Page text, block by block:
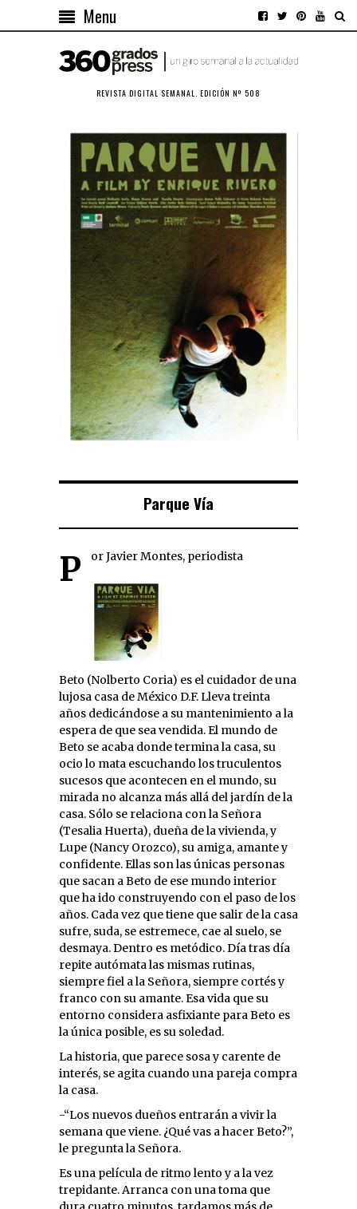
Menu
REVISTA DIGITAL SEMANAL. EDICIÓN Nº 508
Parque Vía
Por Javier Montes, periodista
Beto (Nolberto Coria) es el cuidador de una
lujosa casa de México D.F. Lleva treinta
años dedicándose a su mantenimiento a la
espera de que sea vendida. El mundo de
Beto se acaba donde termina la casa, su
ocio lo mata escuchando los truculentos
sucesos que acontecen en el mundo, su
mirada no alcanza más allá del jardín de la
casa. Sólo se relaciona con la Señora
(Tesalia Huerta), dueña de la vivienda, y
Lupe (Nancy Orozco), su amiga, amante y
confidente. Ellas son las únicas personas
que sacan a Beto de ese mundo interior
que ha ido construyendo con el paso de los
años. Cada vez que tiene que salir de la casa
sufre, suda, se estremece, cae al suelo, se
desmaya. Dentro es metódico. Día tras día
repite autómata las mismas rutinas,
siempre fiel a la Señora, siempre cortés y
franco con su amante. Esa vida que su
entorno considera asfixiante para Beto es
la única posible, es su soledad.
La historia, que parece sosa y carente de
interés, se agita cuando una pareja compra
la casa.
-“Los nuevos dueños entrarán a vivir la
semana que viene. ¿Qué vas a hacer Beto?”,
le pregunta la Señora.
Es una película de ritmo lento y a la vez
trepidante. Arranca con una toma que